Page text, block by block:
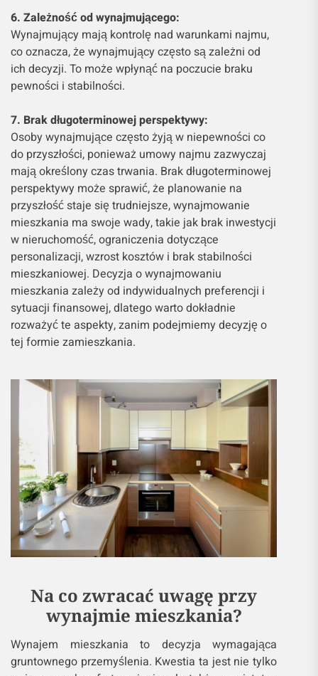
6. Zależność od wynajmującego:
Wynajmujący mają kontrolę nad warunkami najmu,
co oznacza, że ​​wynajmujący często są zależni od
ich decyzji. To może wpłynąć na poczucie braku
pewności i stabilności.
7. Brak długoterminowej perspektywy:
Osoby wynajmujące często żyją w niepewności co
do przyszłości, ponieważ umowy najmu zazwyczaj
mają określony czas trwania. Brak długoterminowej
perspektywy może sprawić, że planowanie na
przyszłość staje się trudniejsze, wynajmowanie
mieszkania ma swoje wady, takie jak brak inwestycji
w nieruchomość, ograniczenia dotyczące
personalizacji, wzrost kosztów i brak stabilności
mieszkaniowej. Decyzja o wynajmowaniu
mieszkania zależy od indywidualnych preferencji i
sytuacji finansowej, dlatego warto dokładnie
rozważyć te aspekty, zanim podejmiemy decyzję o
tej formie zamieszkania.
Na co zwracać uwagę przy
wynajmie mieszkania?
Wynajem mieszkania to decyzja wymagająca
gruntownego przemyślenia. Kwestia ta jest nie tylko